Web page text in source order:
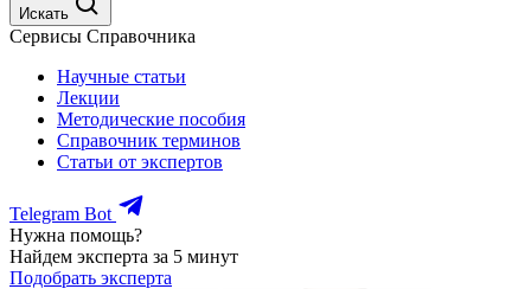
Искать
Сервисы Справочника
Научные статьи
Лекции
Методические пособия
Справочник терминов
Статьи от экспертов
Telegram Bot
Нужна помощь?
Найдем эксперта за 5 минут
Подобрать эксперта